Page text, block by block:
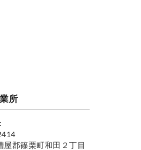
所
屋郡篠栗町和田２丁目